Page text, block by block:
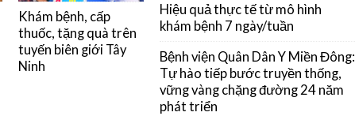
Khám bệnh, cấp
thuốc, tặng quà trên
tuyến biên giới Tây
Ninh
Hiệu quả thực tế từ mô hình
khám bệnh 7 ngày/tuần
Bệnh viện Quân Dân Y Miền Đông:
Tự hào tiếp bước truyền thống,
vững vàng chặng đường 24 năm
phát triển